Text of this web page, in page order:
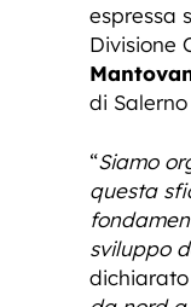
espressa
Divisione
di Salerno
“Siamo
questa
sviluppo
dichiarato